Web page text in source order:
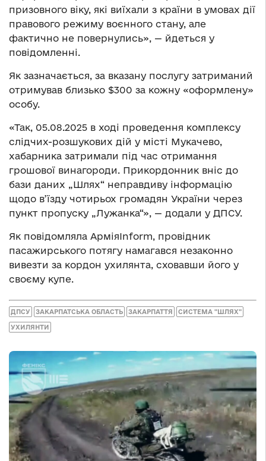
призовного віку, які виїхали з країни в умовах дії
правового режиму воєнного стану, але
фактично не повернулись», — йдеться у
повідомленні.
Як зазначається, за вказану послугу затриманий
отримував близько $300 за кожну «оформлену»
особу.
«Так, 05.08.2025 в ході проведення комплексу
слідчих-розшукових дій у місті Мукачево,
хабарника затримали під час отримання
грошової винагороди. Прикордонник вніс до
бази даних „Шлях“ неправдиву інформацію
щодо в’їзду чотирьох громадян України через
пункт пропуску „Лужанка“», — додали у ДПСУ.
Як повідомляла АрміяInform, провідник
пасажирського потягу намагався незаконно
вивезти за кордон ухилянта, сховавши його у
своєму купе.
ДПСУ ЗАКАРПАТСЬКА ОБЛАСТЬ ЗАКАРПАТТЯ СИСТЕМА "ШЛЯХ"
УХИЛЯНТИ